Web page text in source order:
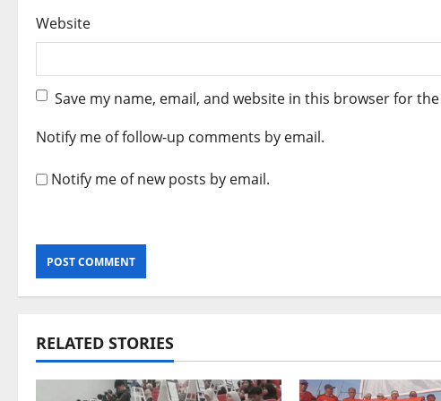
Website
Save my name, email, and website in this browser for
Notify me of follow-up comments by email.
Notify me of new posts by email.
RELATED STORIES